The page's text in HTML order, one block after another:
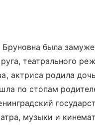
была
театрального
актриса родила
по стопам
музыки и